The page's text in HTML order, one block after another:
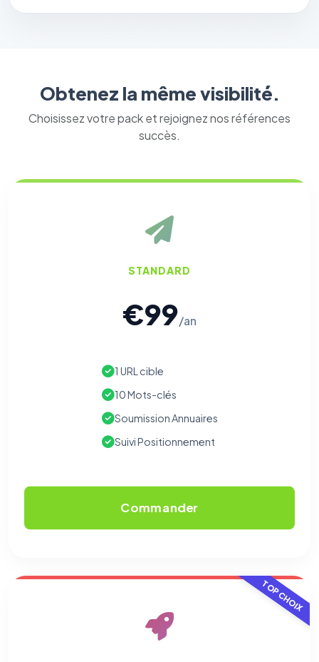
Obtenez la même visibilité.
Choisissez votre pack et rejoignez nos références
succès.
STANDARD
€99/an
1 URL cible
10 Mots-clés
Soumission Annuaires
Suivi Positionnement
Commander
TOP CHOIX